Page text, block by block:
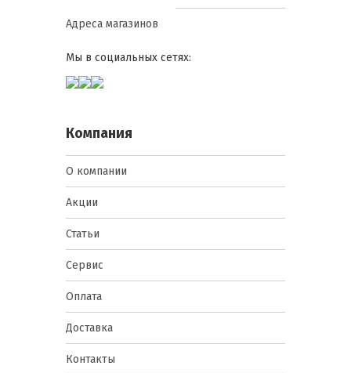
Адреса магазинов
Мы в социальных сетях:
Компания
О компании
Акции
Статьи
Сервис
Оплата
Доставка
Контакты